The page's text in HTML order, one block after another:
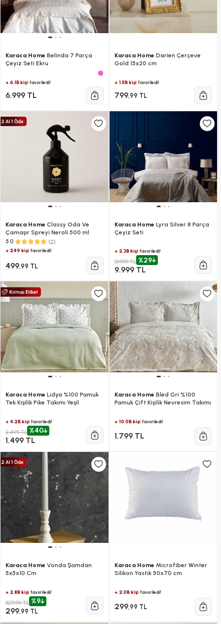
Karaca Home Belinda 7 Parça
Çeyiz Seti Ekru
+ 6.1B kişi favoriledi!
6.999 TL
Karaca Home Darien Çerçeve
Gold 15x20 cm
+ 1.5B kişifavoriledi!
799,99 TL
Karaca Home Classy Oda Ve
Çamaşır Spreyi Neroli 500 ml
5.0 (2)
+ 249 kişi favoriledi!
499,99 TL
Karaca Home Lyra Silver 8 Parça
Çeyiz Seti
+ 2.3B kişifavoriledi!
13.999 TL %29
9.999 TL
Karaca Home Lidya %100 Pamuk
Tek Kişilik Pike Takımı Yeşil
+ 4.2B kişi favoriledi!
2.499 TL %40
1.499 TL
Karaca Home Bled Gri %100
Pamuk Çift Kişilik Nevresim Takımı
+ 10.0B kişifavoriledi!
1.799 TL
Karaca Home Vonda Şamdan
5x5x10 Cm
+ 2.8B kişi favoriledi!
329,99 TL %9
299,99 TL
Karaca Home Microfiber Winter
Silikon Yastık 50x70 cm
+ 2.0B kişifavoriledi!
299,99 TL